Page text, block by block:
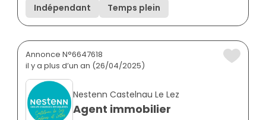
Indépendant
Temps plein
Annonce N°6647618
il y a plus d’un an (26/04/2025)
Nestenn Castelnau Le Lez
Agent immobilier